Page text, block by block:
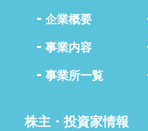
企業概要
事業内容
事業所一覧
株主・投資家情報